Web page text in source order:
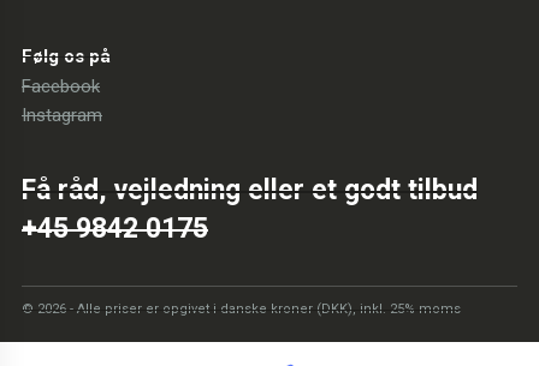
Følg os på
Facebook
Instagram
Få råd, vejledning eller et godt tilbud
+45 9842 0175
© 2026 - Alle priser er opgivet i danske kroner (DKK), inkl. 25% moms